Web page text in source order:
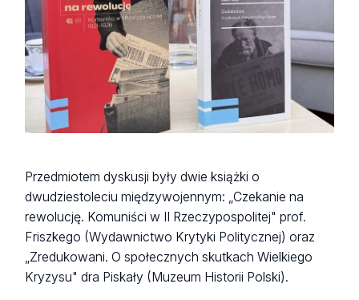
Przedmiotem dyskusji były dwie książki o
dwudziestoleciu międzywojennym: „Czekanie na
rewolucję. Komuniści w II Rzeczypospolitej" prof.
Friszkego (Wydawnictwo Krytyki Politycznej) oraz
„Zredukowani. O społecznych skutkach Wielkiego
Kryzysu" dra Piskały (Muzeum Historii Polski).